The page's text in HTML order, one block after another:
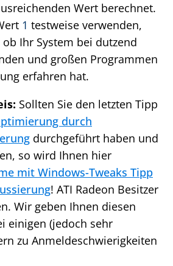
Wert berechnet.
1 testweise verwenden,
Ihr System bei dutzend
und großen Programmen
erfahren hat.
Sollten Sie den letzten Tipp
durch
durchgeführt haben und
so wird Ihnen hier
mit Windows-Tweaks Tipp
! ATI Radeon Besitzer
Wir geben Ihnen diesen
einigen (jedoch sehr
zu Anmeldeschwierigkeiten